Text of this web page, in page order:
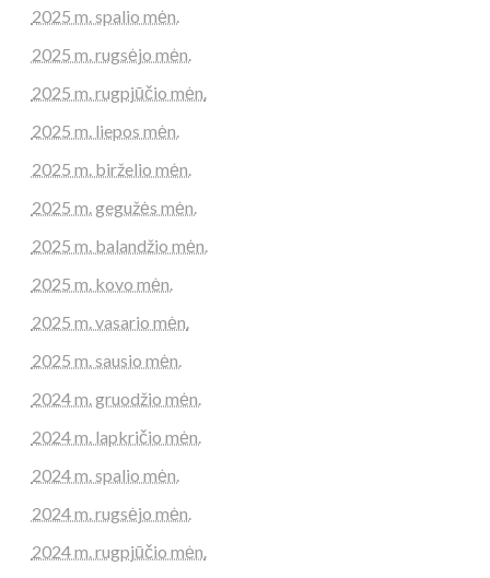
2025 m. spalio mėn.
2025 m. rugsėjo mėn.
2025 m. rugpjūčio mėn.
2025 m. liepos mėn.
2025 m. birželio mėn.
2025 m. gegužės mėn.
2025 m. balandžio mėn.
2025 m. kovo mėn.
2025 m. vasario mėn.
2025 m. sausio mėn.
2024 m. gruodžio mėn.
2024 m. lapkričio mėn.
2024 m. spalio mėn.
2024 m. rugsėjo mėn.
2024 m. rugpjūčio mėn.